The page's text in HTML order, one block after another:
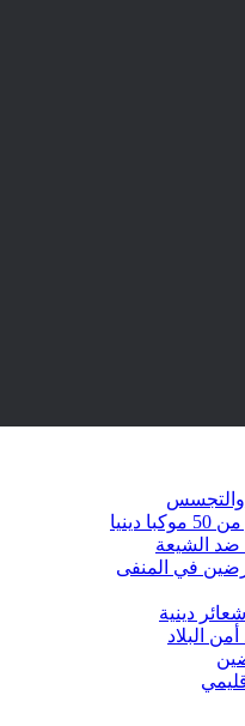
والتجسس
ضد الشيعة
في المنفى
دينية
البلاد